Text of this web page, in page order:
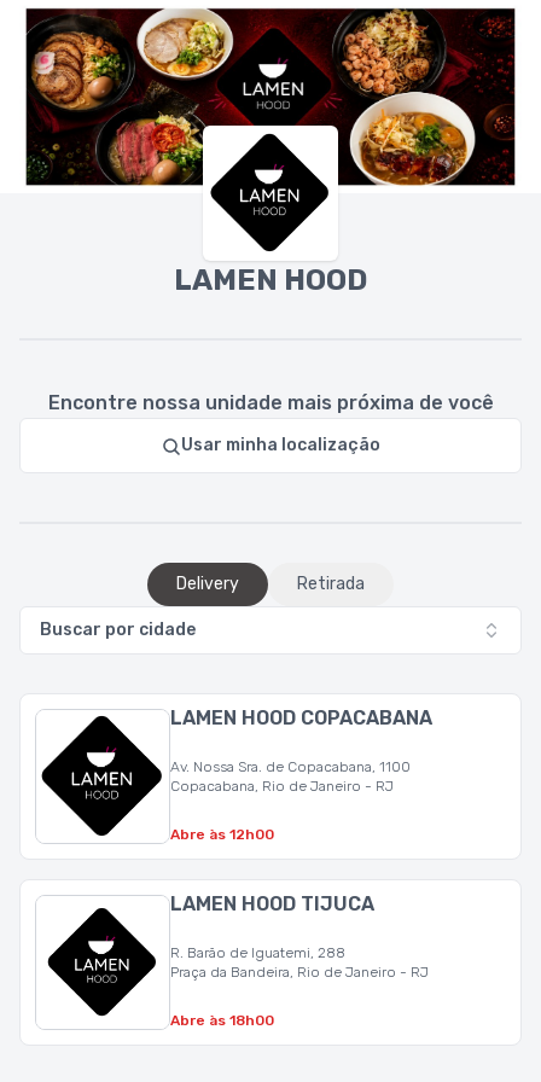
LAMEN HOOD
Encontre nossa unidade mais próxima de você
Usar minha localização
Delivery Retirada
Buscar por cidade
LAMEN HOOD COPACABANA
Av. Nossa Sra. de Copacabana, 1100
Copacabana, Rio de Janeiro - RJ
Abre às 12h00
LAMEN HOOD TIJUCA
R. Barão de Iguatemi, 288
Praça da Bandeira, Rio de Janeiro - RJ
Abre às 18h00